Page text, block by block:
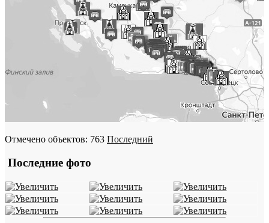
Отмечено объектов: 763 Последний
Последние фото